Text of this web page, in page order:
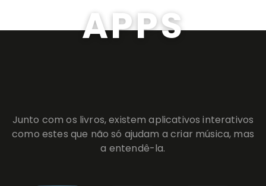
APPS
Junto com os livros, existem aplicativos interativos
como estes que não só ajudam a criar música, mas
a entendê-la.